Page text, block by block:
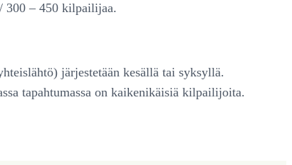
300 – 450 kilpailijaa.
järjestetään kesällä tai syksyllä.
tapahtumassa on kaikenikäisiä kilpailijoita.